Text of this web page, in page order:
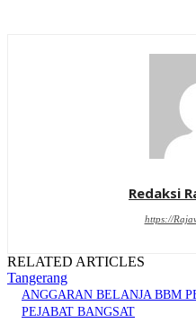
Redaksi
https://
RELATED ARTICLES
Tangerang
ANGGARAN BELANJA BBM
PEJABAT BANGSAT